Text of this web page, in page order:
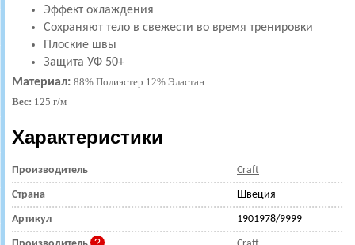
Эффект охлаждения
Сохраняют тело в свежести во время тренировки
Плоские швы
Защита УФ 50+
Материал: 88% Полиэстер 12% Эластан
Вес: 125 г/м
Характеристики
Производитель Craft
Страна Швеция
Артикул 1901978/9999